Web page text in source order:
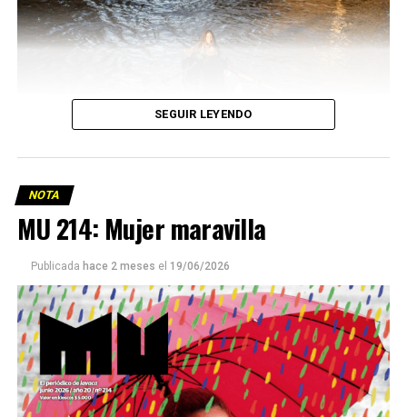
Este número 215 de MU ☝️viene con doble tapa, que
podría ser una frase:
Sin chamuyo, a remarla.
SEGUIR LEYENDO
NOTA
MU 214: Mujer maravilla
Publicada hace 2 meses el 19/06/2026